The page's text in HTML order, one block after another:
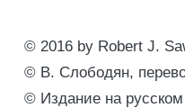
© 2016 by Robert J.
© В. Слободян,
© Издание на